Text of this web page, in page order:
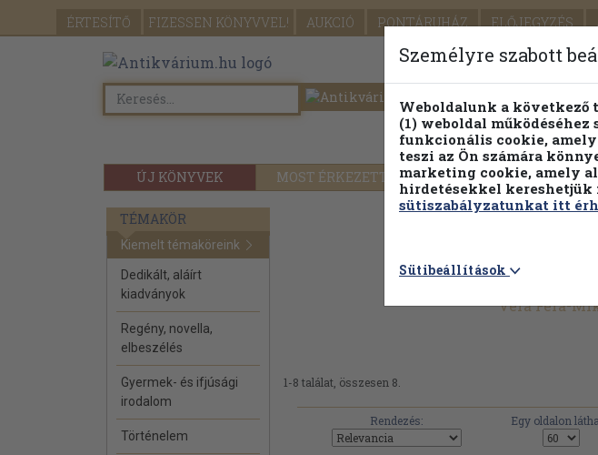
ÉRTESÍTŐ FIZESSEN KÖNYVVEL! AUKCIÓ PONTÁRUHÁZ ELŐJEGYZÉS
ÚJ KÖNYVEK MOST ÉRKEZETT PILLANATNYI ÁRAINK
Részletes
TÉMAKÖR
Kiemelt témaköreink
Dedikált, aláírt
kiadványok
Regény, novella,
elbeszélés
Gyermek- és ifjúsági
irodalom
Történelem
Vera Fera-
1-8 találat, összesen 8.
Rendezés:
Egy oldalon
Személyre szabott
Weboldalunk a következő
(1) weboldal
funkcionális cookie,
teszi az Ön számára
marketing cookie, amely
hirdetésekkel kereshetjük
sütiszabályzatunkat itt
Sütibeállítások